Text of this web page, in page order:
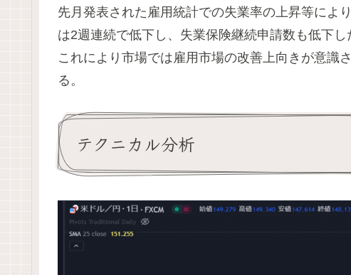
先月発表された雇用統計での失業率の上昇等によ
は2週連続で低下し、失業保険継続申請数も低下し
これにより市場では雇用市場の改善上向きが意識
る。
テクニカル分析